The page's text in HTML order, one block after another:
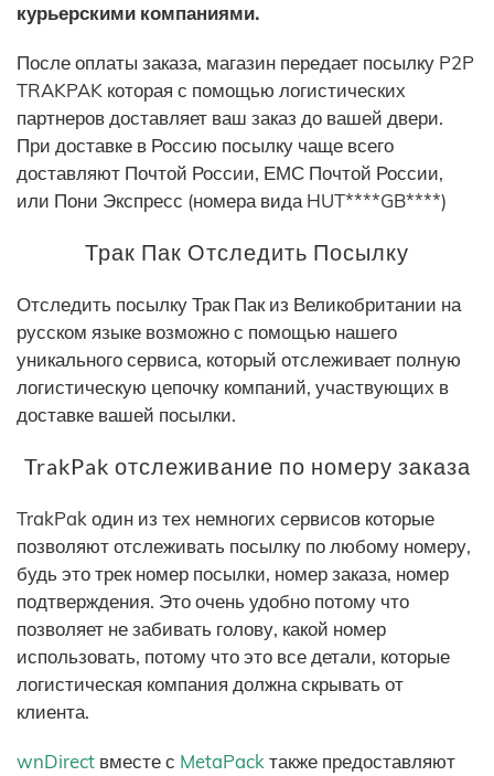
курьерскими компаниями.
После оплаты заказа, магазин передает посылку P2P
TRAKPAK которая с помощью логистических
партнеров доставляет ваш заказ до вашей двери.
При доставке в Россию посылку чаще всего
доставляют Почтой России, ЕМС Почтой России,
или Пони Экспресс (номера вида HUT****GB****)
Трак Пак Отследить Посылку
Отследить посылку Трак Пак из Великобритании на
русском языке возможно с помощью нашего
уникального сервиса, который отслеживает полную
логистическую цепочку компаний, участвующих в
доставке вашей посылки.
TrakPak отслеживание по номеру заказа
TrakPak один из тех немногих сервисов которые
позволяют отслеживать посылку по любому номеру,
будь это трек номер посылки, номер заказа, номер
подтверждения. Это очень удобно потому что
позволяет не забивать голову, какой номер
использовать, потому что это все детали, которые
логистическая компания должна скрывать от
клиента.
wnDirect вместе с MetaPackтакже предоставляют